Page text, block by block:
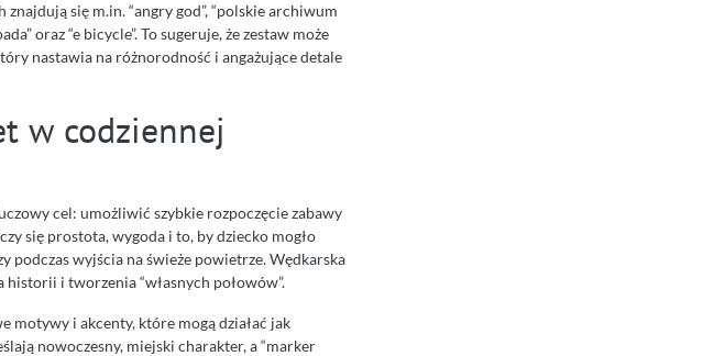
się m.in. “angry god”, “polskie archiwum
oraz “e bicycle”. To sugeruje, że zestaw może
nastawia na różnorodność i angażujące detale
w codziennej
cel: umożliwić szybkie rozpoczęcie zabawy
się prostota, wygoda i to, by dziecko mogło
wyjścia na świeże powietrze. Wędkarska
i tworzenia “własnych połowów”.
i akcenty, które mogą działać jak
nowoczesny, miejski charakter, a “marker